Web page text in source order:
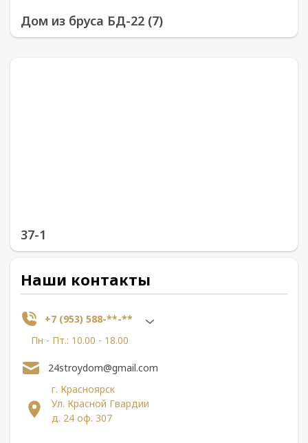
Дом из бруса БД-22 (7)
37-1
Наши контакты
+7 (953) 588-**-**
Пн - Пт.: 10.00 - 18.00
г. Красноярск
Ул. Красной Гвардии
д. 24 оф. 307
24stroydom@gmail.com